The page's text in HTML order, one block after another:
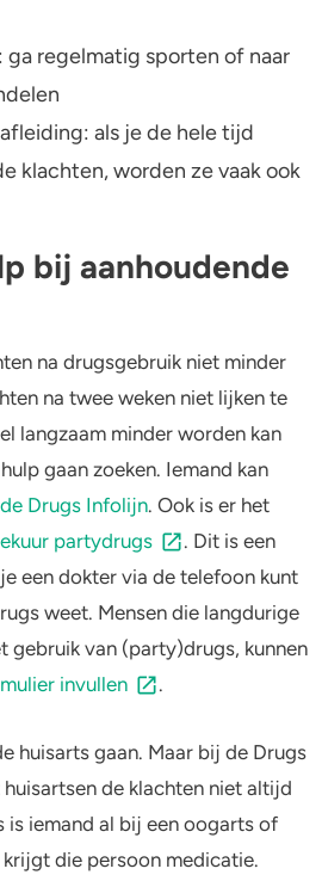
ga regelmatig sporten of naar
als je de hele tijd
klachten, worden ze vaak ook
bij aanhoudende
na drugsgebruik niet minder
na twee weken niet lijken te
langzaam minder worden kan
gaan zoeken. Iemand kan
Drugs Infolijn. Ook is er het
partydrugs
. Dit is een
een dokter via de telefoon kunt
weet. Mensen die langdurige
gebruik van (party)drugs, kunnen
invullen
.
huisarts gaan. Maar bij de Drugs
de klachten niet altijd
is iemand al bij een oogarts of
die persoon medicatie.